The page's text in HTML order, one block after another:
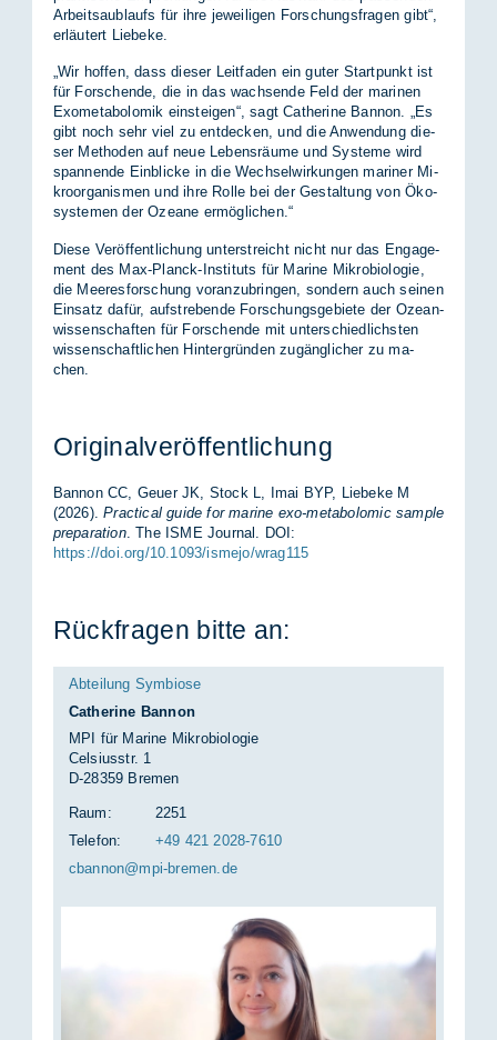
Ar­beitsau­blaufs für ihre je­wei­li­gen For­schungs­fra­gen gibt“,
er­läu­tert Lie­be­ke.
„Wir hof­fen, dass die­ser Leit­fa­den ein gu­ter Start­punkt ist
für For­schen­de, die in das wach­sen­de Feld der ma­ri­nen
Exo­me­ta­bo­lo­mik ein­stei­gen“, sagt Ca­the­ri­ne Ban­non. „Es
gibt noch sehr viel zu ent­de­cken, und die An­wen­dung die­
ser Me­tho­den auf neue Le­bens­räu­me und Sys­te­me wird
span­nen­de Ein­bli­cke in die Wech­sel­wir­kun­gen ma­ri­ner Mi­
kro­or­ga­nis­men und ihre Rol­le bei der Ge­stal­tung von Öko­
sys­te­men der Ozea­ne er­mög­li­chen.“
Die­se Ver­öf­fent­li­chung un­ter­streicht nicht nur das En­ga­ge­
ment des Max-Planck-In­sti­tuts für Ma­ri­ne Mi­kro­bio­lo­gie,
die Mee­res­for­schung vor­an­zu­brin­gen, son­dern auch sei­nen
Ein­satz da­für, auf­stre­ben­de For­schungs­ge­bie­te der Oze­an­
wis­sen­schaf­ten für For­schen­de mit un­ter­schied­lichs­ten
wis­sen­schaft­li­chen Hin­ter­grün­den zu­gäng­li­cher zu ma­
chen.
Ori­gi­nal­ver­öf­fent­li­chung
Ban­non CC, Ge­u­er JK, Stock L, Imai BYP, Lie­be­ke M
(2026).Practical guide for marine exo-metabolomic sample
preparation. The ISME Jour­nal. DOI:
https://doi.org/10.1093/ismejo/wrag115
Rück­fra­gen bit­te an:
Abteilung Symbiose
Catherine Bannon
MPI für Marine Mikrobiologie
Celsiusstr. 1
D-28359 Bremen
Raum:
2251
Telefon:
+49 421 2028-7610
cban­non@mpi-bre­men.de